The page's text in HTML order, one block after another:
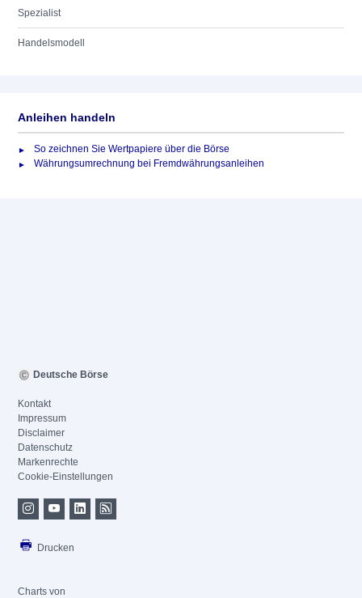
Spezialist
Handelsmodell
Anleihen handeln
So zeichnen Sie Wertpapiere über die Börse
Währungsumrechnung bei Fremdwährungsanleihen
Deutsche Börse
Kontakt
Impressum
Disclaimer
Datenschutz
Markenrechte
Cookie-Einstellungen
Drucken
Charts von